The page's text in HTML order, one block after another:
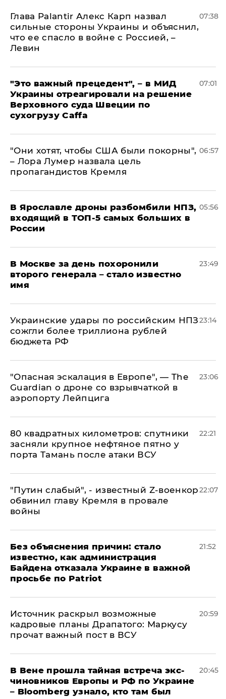
Глава Palantir Алекс Карп назвал
сильные стороны Украины и объяснил,
что ее спасло в войне с Россией, –
Левин
07:38
"Это важный прецедент", – в МИД
Украины отреагировали на решение
Верховного суда Швеции по
сухогрузу Caffa
07:01
"Они хотят, чтобы США были покорны",
– Лора Лумер назвала цель
пропагандистов Кремля
06:57
В Ярославле дроны разбомбили НПЗ,
входящий в ТОП-5 самых больших в
России
05:56
В Москве за день похоронили
второго генерала – стало известно
имя
23:49
Украинские удары по российским НПЗ
сожгли более триллиона рублей
бюджета РФ
23:14
"Опасная эскалация в Европе", — The
Guardian о дроне со взрывчаткой в
аэропорту Лейпцига
23:06
80 квадратных километров: спутники
засняли крупное нефтяное пятно у
порта Тамань после атаки ВСУ
22:21
​"Путин слабый", - известный Z-военкор
обвинил главу Кремля в провале
войны
22:07
Без объяснения причин: стало
известно, как администрация
Байдена отказала Украине в важной
просьбе по Patriot
21:52
​Источник раскрыл возможные
кадровые планы Драпатого: Маркусу
прочат важный пост в ВСУ
20:59
В Вене прошла тайная встреча экс-
чиновников Европы и РФ по Украине
– Bloomberg узнало, кто там был
20:45